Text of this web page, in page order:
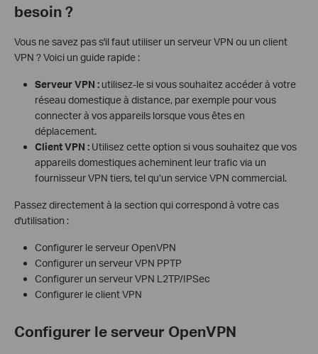
besoin ?
Vous ne savez pas s'il faut utiliser un serveur VPN ou un client
VPN ? Voici un guide rapide :
Serveur VPN : utilisez-le si vous souhaitez accéder à votre
réseau domestique à distance, par exemple pour vous
connecter à vos appareils lorsque vous êtes en
déplacement.
Client VPN : Utilisez cette option si vous souhaitez que vos
appareils domestiques acheminent leur trafic via un
fournisseur VPN tiers, tel qu’un service VPN commercial.
Passez directement à la section qui correspond à votre cas
d'utilisation :
Configurer le serveur OpenVPN
Configurer un serveur VPN PPTP
Configurer un serveur VPN L2TP/IPSec
Configurer le client VPN
Configurer le serveur OpenVPN